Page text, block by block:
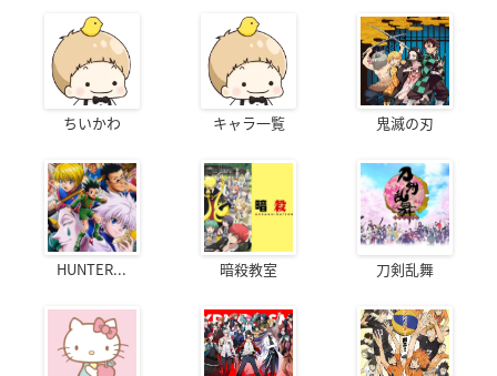
ちいかわ キャラ一覧 鬼滅の刃
HUNTER... 暗殺教室 刀剣乱舞